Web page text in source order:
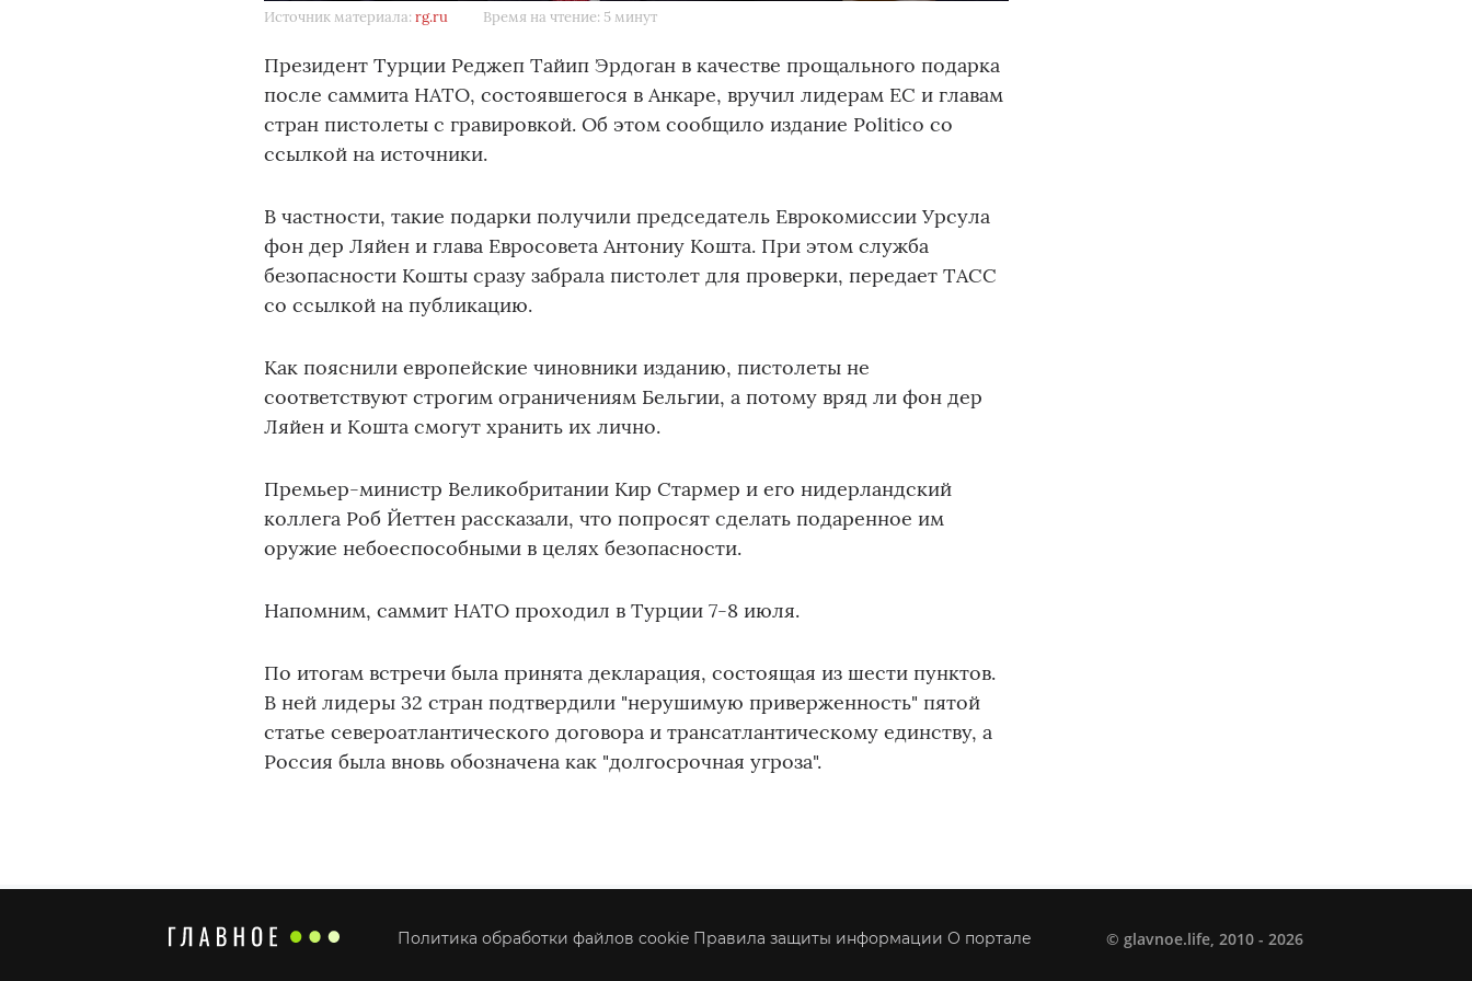
Источник материала:rg.ru Время на чтение: 5 минут
Президент Турции Реджеп Тайип Эрдоган в качестве прощального подарка
после саммита НАТО, состоявшегося в Анкаре, вручил лидерам ЕС и главам
стран пистолеты с гравировкой. Об этом сообщило издание Politico со
ссылкой на источники.
В частности, такие подарки получили председатель Еврокомиссии Урсула
фон дер Ляйен и глава Евросовета Антониу Кошта. При этом служба
безопасности Кошты сразу забрала пистолет для проверки, передает ТАСС
со ссылкой на публикацию.
Как пояснили европейские чиновники изданию, пистолеты не
соответствуют строгим ограничениям Бельгии, а потому вряд ли фон дер
Ляйен и Кошта смогут хранить их лично.
Премьер-министр Великобритании Кир Стармер и его нидерландский
коллега Роб Йеттен рассказали, что попросят сделать подаренное им
оружие небоеспособными в целях безопасности.
Напомним, саммит НАТО проходил в Турции 7-8 июля.
По итогам встречи была принята декларация, состоящая из шести пунктов.
В ней лидеры 32 стран подтвердили "нерушимую приверженность" пятой
статье североатлантического договора и трансатлантическому единству, а
Россия была вновь обозначена как "долгосрочная угроза".
Политика обработки файлов cookie Правила защиты информации О портале © glavnoe.life , 2010 - 2026